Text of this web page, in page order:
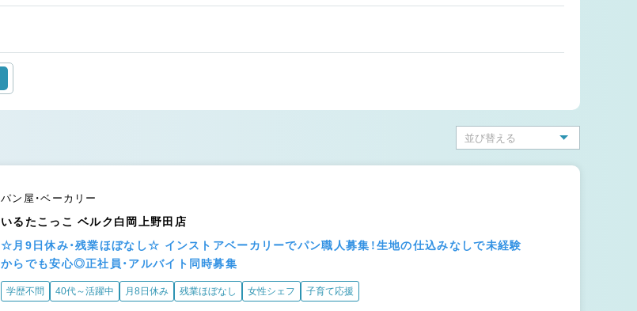
パン屋・ベーカリー
いるたこっこ ベルク白岡上野田店
☆月9日休み・残業ほぼなし☆ インストアベーカリーでパン職人募集！生地の仕込みなしで未経験
からでも安心◎正社員・アルバイト同時募集
学歴不問 40代～活躍中 月8日休み 残業ほぼなし 女性シェフ 子育て応援